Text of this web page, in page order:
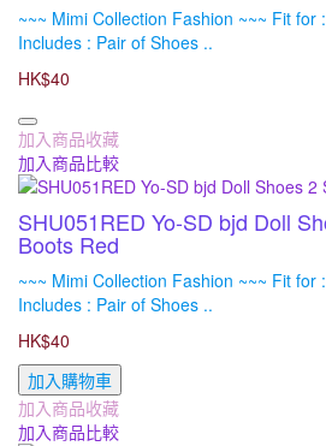
~~~ Mimi Collection Fashion ~~~ Fit for
Includes : Pair of Shoes ..
HK$40
加入商品收藏
加入商品比較
SHU051RED Yo-SD bjd Doll
Boots Red
~~~ Mimi Collection Fashion ~~~ Fit for
Includes : Pair of Shoes ..
HK$40
加入購物車
加入商品收藏
加入商品比較